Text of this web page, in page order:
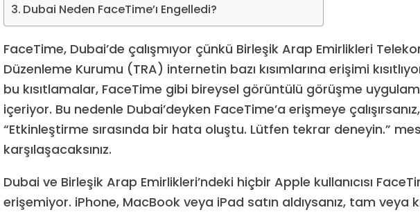
Dubai Neden FaceTime’ı Engelledi?
FaceTime, Dubai’de çalışmıyor çünkü Birleşik Arap Emirlikleri
Düzenleme Kurumu (TRA) internetin bazı kısımlarına erişimi
bu kısıtlamalar, FaceTime gibi bireysel görüntülü görüşme
içeriyor. Bu nedenle Dubai’deyken FaceTime’a erişmeye çalışırsanız,
“Etkinleştirme sırasında bir hata oluştu. Lütfen tekrar deneyin.”
karşılaşacaksınız.
Dubai ve Birleşik Arap Emirlikleri’ndeki hiçbir Apple kullanıcısı
erişemiyor. iPhone, MacBook veya iPad satın aldıysanız, tam veya